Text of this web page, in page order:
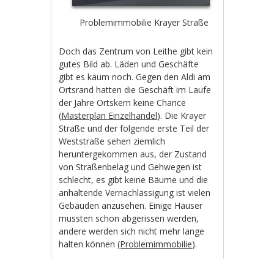
Problemimmobilie Krayer Straße
Doch das Zentrum von Leithe gibt kein
gutes Bild ab. Läden und Geschäfte
gibt es kaum noch. Gegen den Aldi am
Ortsrand hatten die Geschäft im Laufe
der Jahre Ortskern keine Chance
(Masterplan Einzelhandel). Die Krayer
Straße und der folgende erste Teil der
Weststraße sehen ziemlich
heruntergekommen aus, der Zustand
von Straßenbelag und Gehwegen ist
schlecht, es gibt keine Bäume und die
anhaltende Vernachlässigung ist vielen
Gebäuden anzusehen. Einige Häuser
mussten schon abgerissen werden,
andere werden sich nicht mehr lange
halten können(Problemimmobilie).